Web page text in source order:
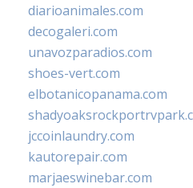
diarioanimales.com
decogaleri.com
unavozparadios.com
shoes-vert.com
elbotanicopanama.com
jccoinlaundry.com
kautorepair.com
marjaeswinebar.com